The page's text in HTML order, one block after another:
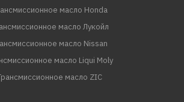
масло Honda
масло Лукойл
масло Nissan
масло Liqui Moly
масло ZIC